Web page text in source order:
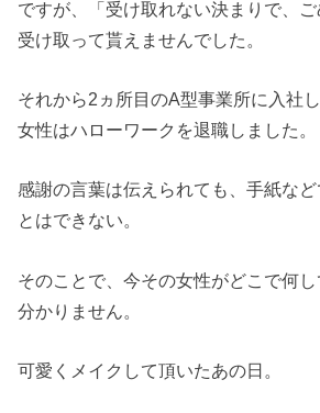
ですが、「受け取れない決まりで、ご
受け取って貰えませんでした。
それから2ヵ所目のA型事業所に入社
女性はハローワークを退職しました。
感謝の言葉は伝えられても、手紙な
とはできない。
そのことで、今その女性がどこで何し
分かりません。
可愛くメイクして頂いたあの日。